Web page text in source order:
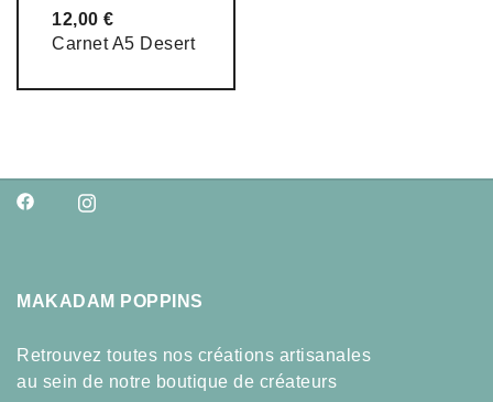
12,00 €
Carnet A5 Desert
MAKADAM POPPINS
Retrouvez toutes nos créations artisanales
au sein de notre boutique de créateurs